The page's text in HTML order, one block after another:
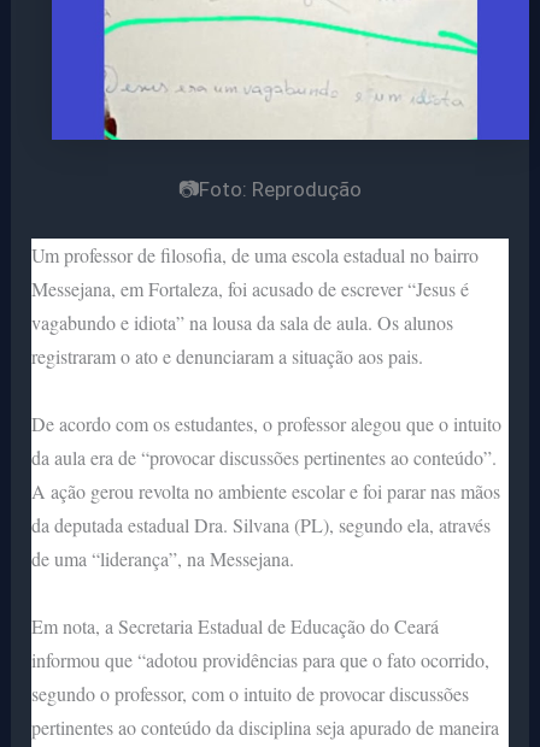
📷Foto: Reprodução
Um professor de filosofia, de uma escola estadual no bairro
Messejana, em Fortaleza, foi acusado de escrever “Jesus é
vagabundo e idiota” na lousa da sala de aula. Os alunos
registraram o ato e denunciaram a situação aos pais.
De acordo com os estudantes, o professor alegou que o intuito
da aula era de “provocar discussões pertinentes ao conteúdo”.
A ação gerou revolta no ambiente escolar e foi parar nas mãos
da deputada estadual Dra. Silvana (PL), segundo ela, através
de uma“liderança”, na Messejana.
Em nota, a Secretaria Estadual de Educação do Ceará
informou que “adotou providências para que o fato ocorrido,
segundo o professor, com o intuito de provocar discussões
pertinentes ao conteúdo da disciplina seja apurado de maneira